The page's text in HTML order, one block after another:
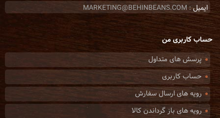
ایمیل: MARKETING@BEHINBEANS.COM
حساب کاربری من
پرسش های متداول
حساب کاربری
رویه های ارسال سفارش
رویه های باز گرداندن کالا